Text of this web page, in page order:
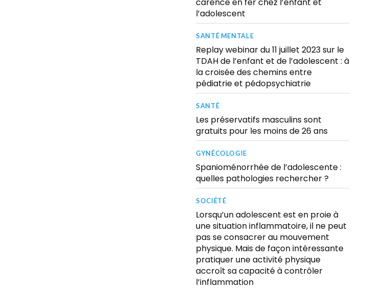
carence en fer chez l’enfant et
l’adolescent
SANTÉ MENTALE
Replay webinar du 11 juillet 2023 sur le
TDAH de l’enfant et de l’adolescent : à
la croisée des chemins entre
pédiatrie et pédopsychiatrie
SANTÉ
Les préservatifs masculins sont
gratuits pour les moins de 26 ans
GYNÉCOLOGIE
Spanioménorrhée de l’adolescente :
quelles pathologies rechercher ?
SOCIÉTÉ
Lorsqu’un adolescent est en proie à
une situation inflammatoire, il ne peut
pas se consacrer au mouvement
physique. Mais de façon intéressante
pratiquer une activité physique
accroît sa capacité à contrôler
l’inflammation